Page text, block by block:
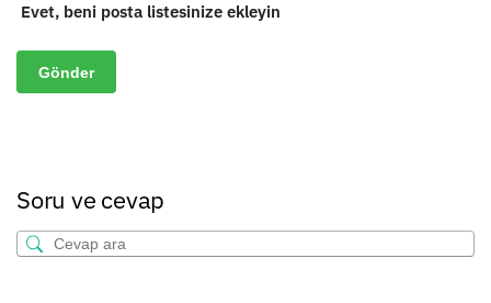
Evet, beni posta listesinize ekleyin
Soru ve cevap